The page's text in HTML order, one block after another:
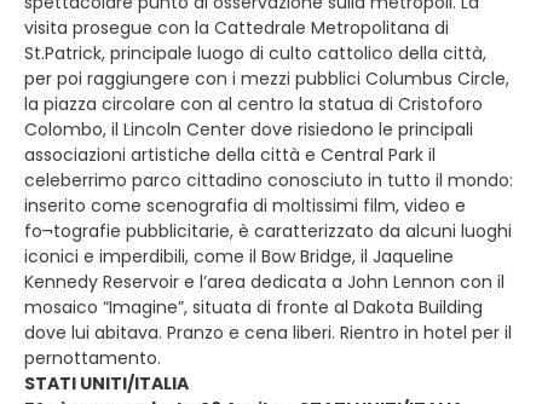
visita prosegue con la Cattedrale Metropolitana di
St.Patrick, principale luogo di culto cattolico della città,
per poi raggiungere con i mezzi pubblici Columbus Circle,
la piazza circolare con al centro la statua di Cristoforo
Colombo, il Lincoln Center dove risiedono le principali
associazioni artistiche della città e Central Park il
celeberrimo parco cittadino conosciuto in tutto il mondo:
inserito come scenografia di moltissimi film, video e
fo¬tografie pubblicitarie, è caratterizzato da alcuni luoghi
iconici e imperdibili, come il Bow Bridge, il Jaqueline
Kennedy Reservoir e l’area dedicata a John Lennon con il
mosaico “Imagine”, situata di fronte al Dakota Building
dove lui abitava. Pranzo e cena liberi. Rientro in hotel per il
pernottamento.
STATI UNITI/ITALIA